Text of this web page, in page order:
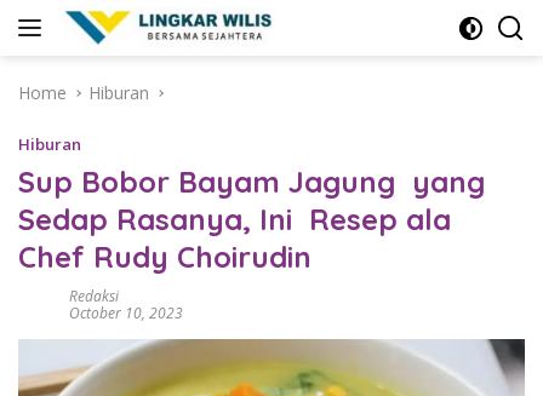
Home
Hiburan
Hiburan
Sup Bobor Bayam Jagung yang
Sedap Rasanya, Ini Resep ala
Chef Rudy Choirudin
Redaksi
October 10, 2023